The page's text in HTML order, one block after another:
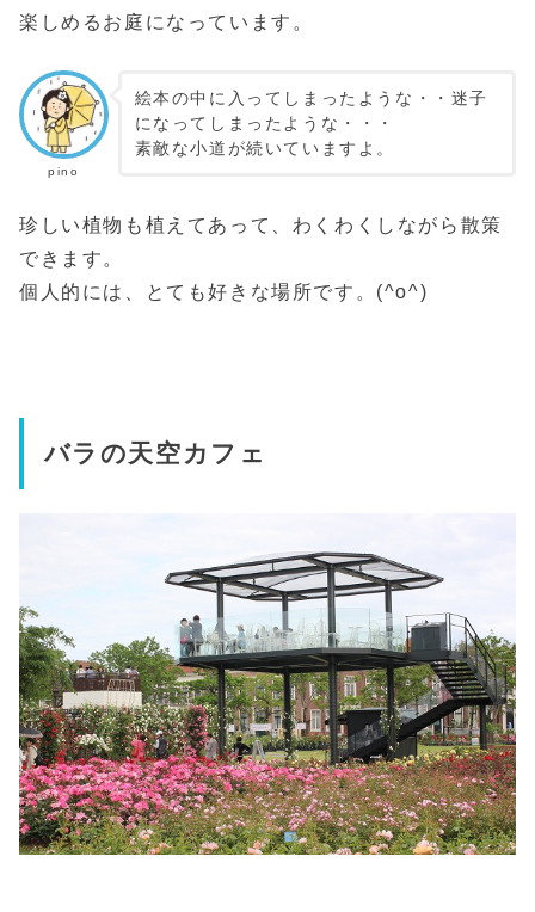
楽しめるお庭になっています。
pino
絵本の中に入ってしまったような・・迷子
になってしまったような・・・
素敵な小道が続いていますよ。
珍しい植物も植えてあって、わくわくしながら散策
できます。
個人的には、とても好きな場所です。(^o^)
バラの天空カフェ